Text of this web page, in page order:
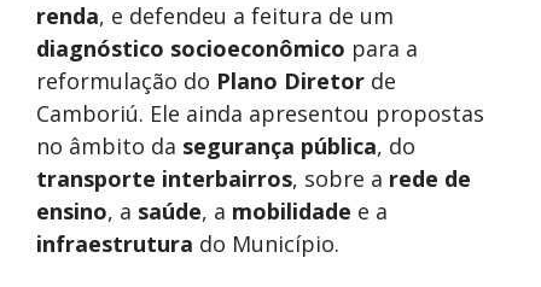
renda, e defendeu a feitura de um
diagnóstico socioeconômico para a
reformulação do Plano Diretor de
Camboriú. Ele ainda apresentou propostas
no âmbito da segurança pública, do
transporte interbairros, sobre a rede de
ensino, a saúde, a mobilidade e a
infraestrutura do Município.